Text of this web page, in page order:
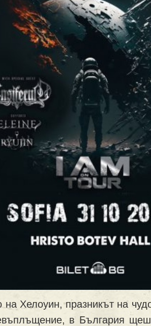
на Хелоуин, празникът на
в България